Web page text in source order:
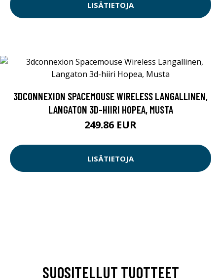
LISÄTIETOJA
3DCONNEXION SPACEMOUSE WIRELESS LANGALLINEN,
LANGATON 3D-HIIRI HOPEA, MUSTA
249.86 EUR
LISÄTIETOJA
SUOSITELLUT TUOTTEET